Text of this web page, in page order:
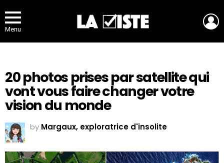
Menu
20 photos prises par satellite qui
vont vous faire changer votre
vision du monde
by Margaux, exploratrice d'insolite